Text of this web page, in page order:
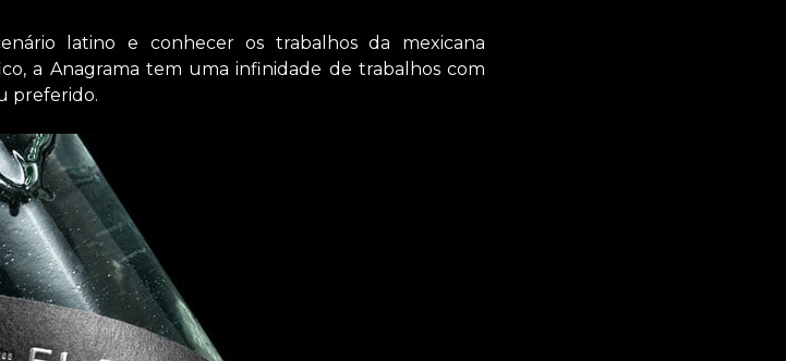
latino e conhecer os trabalhos da mexicana
a Anagrama tem uma infinidade de trabalhos com
preferido.